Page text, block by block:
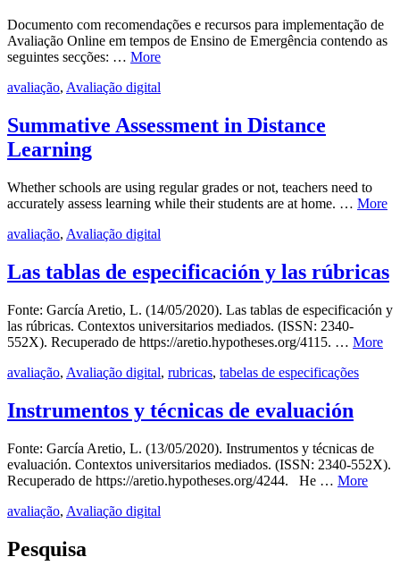
Documento com recomendações e recursos para implementação de
Avaliação Online em tempos de Ensino de Emergência contendo as
seguintes secções: … More
avaliação, Avaliação digital
Summative Assessment in Distance
Learning
Whether schools are using regular grades or not, teachers need to
accurately assess learning while their students are at home. … More
avaliação, Avaliação digital
Las tablas de especificación y las rúbricas
Fonte: García Aretio, L. (14/05/2020). Las tablas de especificación y
las rúbricas. Contextos universitarios mediados. (ISSN: 2340-
552X). Recuperado de https://aretio.hypotheses.org/4115. … More
avaliação, Avaliação digital, rubricas, tabelas de especificações
Instrumentos y técnicas de evaluación
Fonte: García Aretio, L. (13/05/2020). Instrumentos y técnicas de
evaluación. Contextos universitarios mediados. (ISSN: 2340-552X).
Recuperado de https://aretio.hypotheses.org/4244. He … More
avaliação, Avaliação digital
Pesquisa